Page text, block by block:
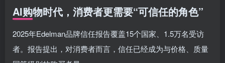
AI购物时代，消费者更需要“可信任的角色”
2025年Edelman品牌信任报告覆盖15个国家、1.5万名受访
者。报告提出，对消费者而言，信任已经成为与价格、质量